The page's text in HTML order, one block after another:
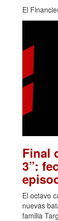
El
Final
3”:
El octavo
nuevas
familia